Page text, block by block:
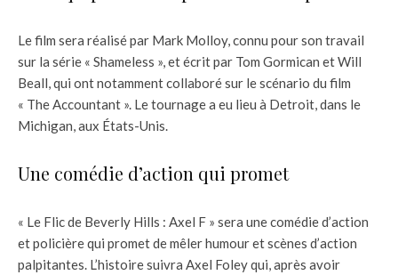
Le film sera réalisé par Mark Molloy, connu pour son travail
sur la série « Shameless », et écrit par Tom Gormican et Will
Beall, qui ont notamment collaboré sur le scénario du film
« The Accountant ». Le tournage a eu lieu à Detroit, dans le
Michigan, aux États-Unis.
Une comédie d’action qui promet
« Le Flic de Beverly Hills : Axel F » sera une comédie d’action
et policière qui promet de mêler humour et scènes d’action
palpitantes. L’histoire suivra Axel Foley qui, après avoir